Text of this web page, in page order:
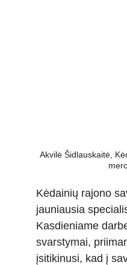
Akvilė Šidlauskaitė,
Kėdainių rajono
jauniausia
Kasdieniame
svarstymai,
įsitikinusi, kad į